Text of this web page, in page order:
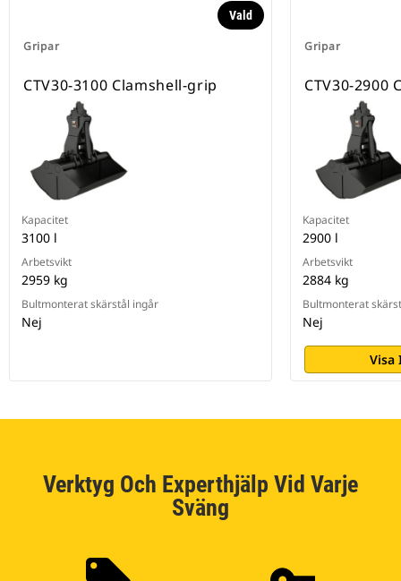
Gripar
Vald
CTV30-3100 Clamshell-grip
Kapacitet
3100 l
Arbetsvikt
2959 kg
Bultmonterat skärstål ingår
Nej
Gripar
CTV30-2900
Kapacitet
2900 l
Arbetsvikt
2884 kg
Bultmonterat
Nej
Visa
Verktyg Och Experthjälp Vid Varje
Sväng